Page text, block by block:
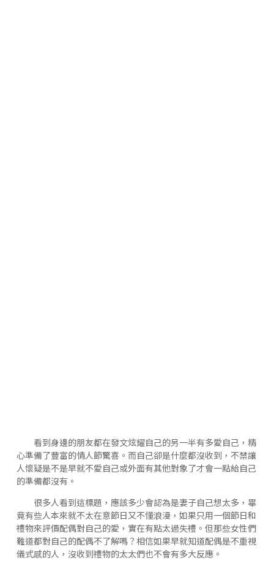
看到身邊的朋友都在發文炫耀自己的另一半有多愛自己，精
心準備了豐富的情人節驚喜。而自己卻是什麼都沒收到，不禁讓
人懷疑是不是早就不愛自己或外面有其他對象了才會一點給自己
的準備都沒有。
很多人看到這標題，應該多少會認為是妻子自己想太多，畢
竟有些人本來就不太在意節日又不懂浪漫，如果只用一個節日和
禮物來評價配偶對自己的愛，實在有點太過失禮。但那些女性們
難道都對自己的配偶不了解嗎？相信如果早就知道配偶是不重視
儀式感的人，沒收到禮物的太太們也不會有多大反應。